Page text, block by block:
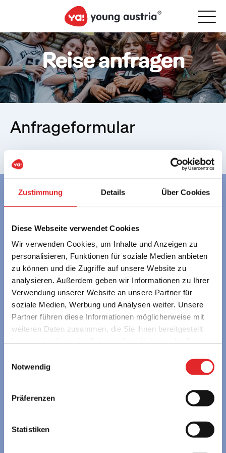
Zustimmung Details Über Cookies
Diese Webseite verwendet Cookies
Wir verwenden Cookies, um Inhalte und Anzeigen zu
personalisieren, Funktionen für soziale Medien anbieten
zu können und die Zugriffe auf unsere Website zu
analysieren. Außerdem geben wir Informationen zu Ihrer
Verwendung unserer Website an unsere Partner für
soziale Medien, Werbung und Analysen weiter. Unsere
Partner führen diese Informationen möglicherweise mit
weiteren Daten zusammen, die Sie ihnen bereitgestellt
Notwendig
Präferenzen
Statistiken
Reise anfragen
Anfrageformular
Gemeinsam
young austria – Österreichs Erlebnisgästehäuser
GmbH
Alpenstraße 108a • 5020 Salzburg • Austria
servus@youngaustria.com
+43 662 62 57 58
MO bis DO 7:30 – 16:00 Uhr | FR 7:30 – 14:00 Uhr
SCHULEN